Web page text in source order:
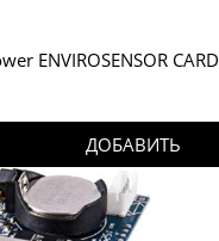
ENVIROSENSOR CARD
ДОБАВИТЬ